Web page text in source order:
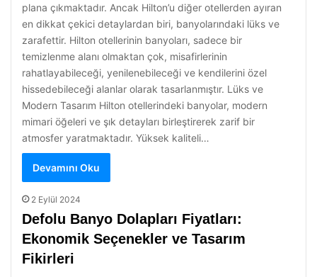
plana çıkmaktadır. Ancak Hilton’u diğer otellerden ayıran
en dikkat çekici detaylardan biri, banyolarındaki lüks ve
zarafettir. Hilton otellerinin banyoları, sadece bir
temizlenme alanı olmaktan çok, misafirlerinin
rahatlayabileceği, yenilenebileceği ve kendilerini özel
hissedebileceği alanlar olarak tasarlanmıştır. Lüks ve
Modern Tasarım Hilton otellerindeki banyolar, modern
mimari öğeleri ve şık detayları birleştirerek zarif bir
atmosfer yaratmaktadır. Yüksek kaliteli…
Devamını Oku
2 Eylül 2024
Defolu Banyo Dolapları Fiyatları:
Ekonomik Seçenekler ve Tasarım
Fikirleri